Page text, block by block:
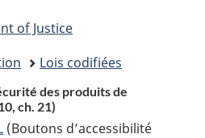
of Justice
Lois codifiées
des produits de
ch. 21)
Texte
(Boutons d’accessibilité